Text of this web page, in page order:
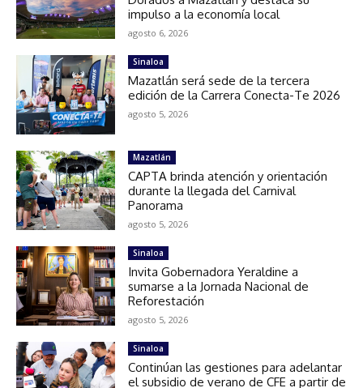
impulso a la economía local
agosto 6, 2026
Sinaloa
Mazatlán será sede de la tercera
edición de la Carrera Conecta-Te 2026
agosto 5, 2026
Mazatlán
CAPTA brinda atención y orientación
durante la llegada del Carnival
Panorama
agosto 5, 2026
Sinaloa
Invita Gobernadora Yeraldine a
sumarse a la Jornada Nacional de
Reforestación
agosto 5, 2026
Sinaloa
Continúan las gestiones para adelantar
el subsidio de verano de CFE a partir de